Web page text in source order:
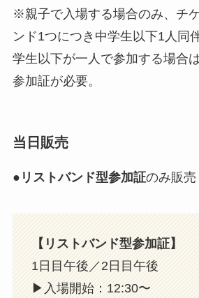
※親子で入場する場合のみ、チ
ンド1つにつき中学生以下1人同
学生以下が一人で参加する場合
参加証が必要。
当日販売
● リストバンド型参加証のみ販売
【リストバンド型参加証】
1日目午後／2日目午後
▶︎入場開始：12:30〜